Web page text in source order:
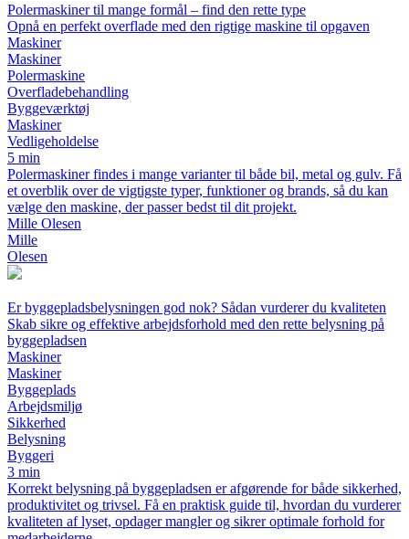
Polermaskiner til mange formål – find den rette type
Opnå en perfekt overflade med den rigtige maskine til opgaven
Maskiner
Maskiner
Polermaskine
Overfladebehandling
Byggeværktøj
Maskiner
Vedligeholdelse
5 min
Polermaskiner findes i mange varianter til både bil, metal og gulv. Få
et overblik over de vigtigste typer, funktioner og brands, så du kan
vælge den maskine, der passer bedst til dit projekt.
Mille Olesen
Mille
Olesen
Er byggepladsbelysningen god nok? Sådan vurderer du kvaliteten
Skab sikre og effektive arbejdsforhold med den rette belysning på
byggepladsen
Maskiner
Maskiner
Byggeplads
Arbejdsmiljø
Sikkerhed
Belysning
Byggeri
3 min
Korrekt belysning på byggepladsen er afgørende for både sikkerhed,
produktivitet og trivsel. Få en praktisk guide til, hvordan du vurderer
kvaliteten af lyset, opdager mangler og sikrer optimale forhold for